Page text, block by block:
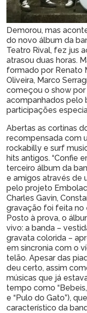
Demorou, mas
do novo álbum da
Teatro Rival, fez jus
atrasou duas horas.
formado por Renato
Oliveira, Marco
começou o show
acompanhados pelo
participações
Abertas as cortinas
recompensada com
rockabilly e surf
hits antigos. “Confie
terceiro álbum da
e amigos através de
pelo projeto
Charles Gavin,
gravação foi feita no
Posto à prova, o
vivo: a banda –
gravata colorida –
em sincronia com o
telão. Apesar das
deu certo, assim
músicas que já
tempo como
e “Pulo do Gato”),
característico da